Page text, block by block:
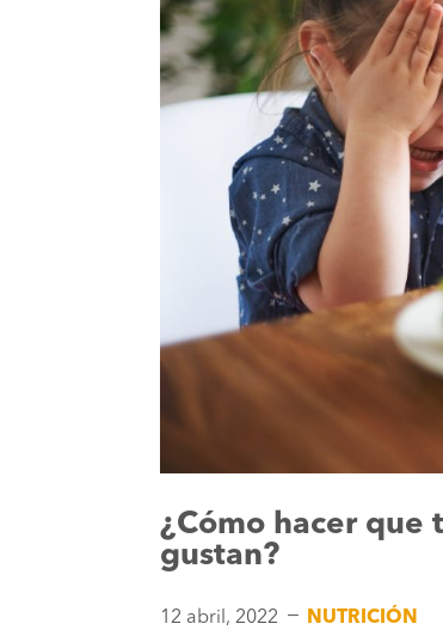
¿Cómo hacer que
gustan?
12 abril, 2022 K NUTRICIÓN